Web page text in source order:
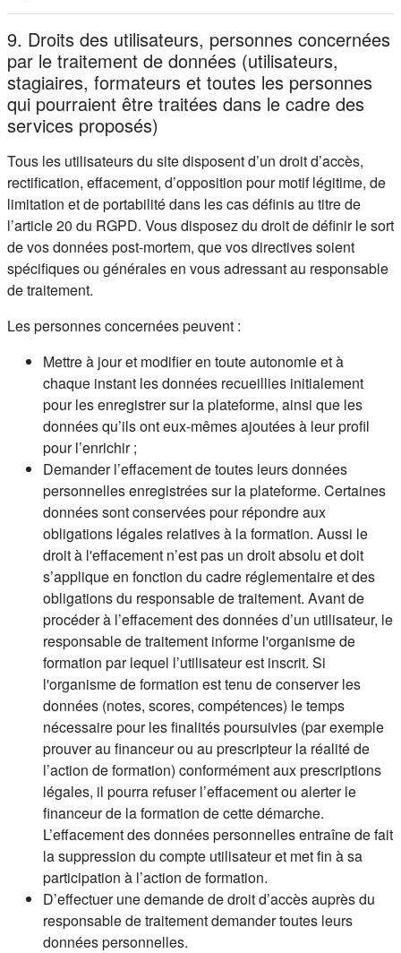
9. Droits des utilisateurs, personnes concernées
par le traitement de données (utilisateurs,
stagiaires, formateurs et toutes les personnes
qui pourraient être traitées dans le cadre des
services proposés)
Tous les utilisateurs du site disposent d’un droit d’accès,
rectification, effacement, d’opposition pour motif légitime, de
limitation et de portabilité dans les cas définis au titre de
l’article 20 du RGPD. Vous disposez du droit de définir le sort
de vos données post-mortem, que vos directives soient
spécifiques ou générales en vous adressant au responsable
de traitement.
Les personnes concernées peuvent :
Mettre à jour et modifier en toute autonomie et à
chaque instant les données recueillies initialement
pour les enregistrer sur la plateforme, ainsi que les
données qu’ils ont eux-mêmes ajoutées à leur profil
pour l’enrichir ;
Demander l’effacement de toutes leurs données
personnelles enregistrées sur la plateforme. Certaines
données sont conservées pour répondre aux
obligations légales relatives à la formation. Aussi le
droit à l'effacement n’est pas un droit absolu et doit
s’applique en fonction du cadre réglementaire et des
obligations du responsable de traitement. Avant de
procéder à l’effacement des données d’un utilisateur, le
responsable de traitement informe l'organisme de
formation par lequel l’utilisateur est inscrit. Si
l'organisme de formation est tenu de conserver les
données (notes, scores, compétences) le temps
nécessaire pour les finalités poursuivies (par exemple
prouver au financeur ou au prescripteur la réalité de
l’action de formation) conformément aux prescriptions
légales, il pourra refuser l’effacement ou alerter le
financeur de la formation de cette démarche.
L’effacement des données personnelles entraîne de fait
la suppression du compte utilisateur et met fin à sa
participation à l’action de formation.
D’effectuer une demande de droit d’accès auprès du
responsable de traitement demander toutes leurs
données personnelles.